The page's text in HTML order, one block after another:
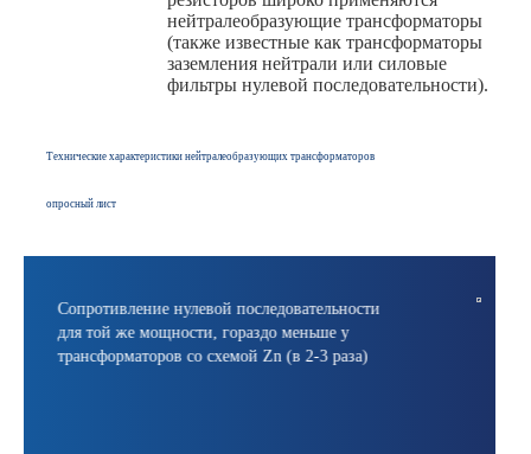
нейтралеобразующие трансформаторы
(также известные как трансформаторы
заземления нейтрали или силовые
фильтры нулевой последовательности).
Технические характеристики нейтралеобразующих трансформаторов
опросный лист
Потери холостого хода трансформаторов со
схемой Zn значительно меньше(примерно в
1.4-1.8 раз, для разных исполнений)